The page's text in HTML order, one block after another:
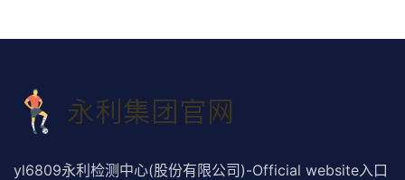
yl6809永利检测中心(股份有限公司)-Official website入口